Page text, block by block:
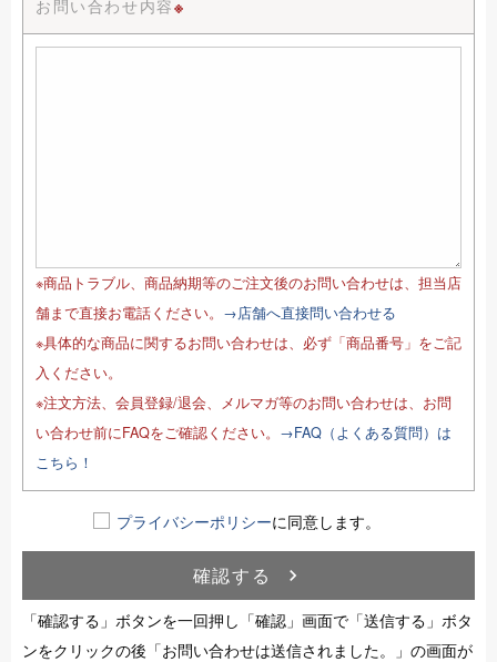
お問い合わせ内容※
※商品トラブル、商品納期等のご注文後のお問い合わせは、担当店
舗まで直接お電話ください。 →店舗へ直接問い合わせる
※具体的な商品に関するお問い合わせは、必ず「商品番号」をご記
入ください。
※注文方法、会員登録/退会、メルマガ等のお問い合わせは、お問
い合わせ前にFAQをご確認ください。 →FAQ（よくある質問）は
こちら！
プライバシーポリシーに同意します。
確認する
navigate_next
「確認する」ボタンを一回押し「確認」画面で「送信する」ボタ
ンをクリックの後「お問い合わせは送信されました。」の画面が